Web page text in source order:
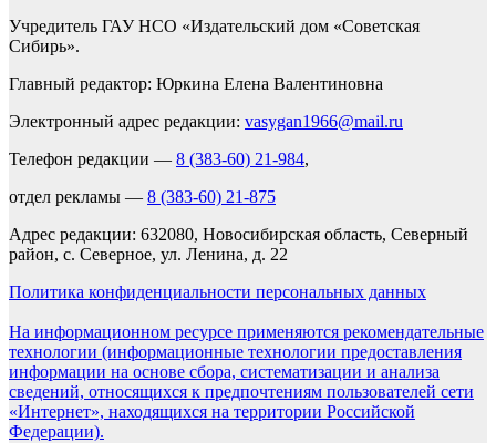
Учредитель ГАУ НСО «Издательский дом «Советская
Сибирь».
Главный редактор: Юркина Елена Валентиновна
Электронный адрес редакции: vasygan1966@mail.ru
Телефон редакции — 8 (383-60) 21-984,
отдел рекламы — 8 (383-60) 21-875
Адрес редакции: 632080, Новосибирская область, Северный
район, с. Северное, ул. Ленина, д. 22
Политика конфиденциальности персональных данных
На информационном ресурсе применяются рекомендательные
технологии (информационные технологии предоставления
информации на основе сбора, систематизации и анализа
сведений, относящихся к предпочтениям пользователей сети
«Интернет», находящихся на территории Российской
Федерации).